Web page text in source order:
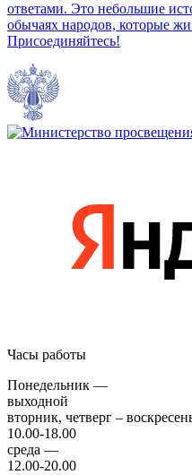
ответами. Это небольшие
обычаях народов, которые
Присоединяйтесь!
Часы работы
Понедельник —
выходной
вторник, четверг –
10.00-18.00
среда —
12.00-20.00